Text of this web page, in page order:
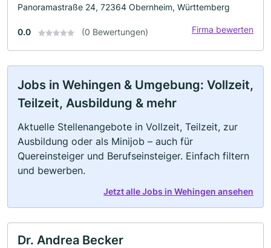
Panoramastraße 24, 72364 Obernheim, Württemberg
0.0 (0 Bewertungen) Firma bewerten
Jobs in Wehingen & Umgebung: Vollzeit,
Teilzeit, Ausbildung & mehr
Aktuelle Stellenangebote in Vollzeit, Teilzeit, zur
Ausbildung oder als Minijob – auch für
Quereinsteiger und Berufseinsteiger. Einfach filtern
und bewerben.
Jetzt alle Jobs in Wehingen ansehen
Dr. Andrea Becker